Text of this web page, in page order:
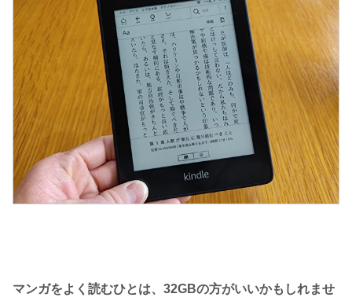
マンガをよく読むひとは、32GBの方がいいかもしれませ